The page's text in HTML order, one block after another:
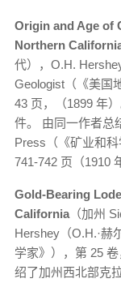
Origin and Age of
Northern
代），O.H.
Geologist（《美国
43 页，（1899 年
件。 由同一作者总
Press（《矿业和
741-742 页（1910
Gold-Bearing
California （加州
Hershey（O.H.·赫
学家》），第 25
绍了加州西北部克